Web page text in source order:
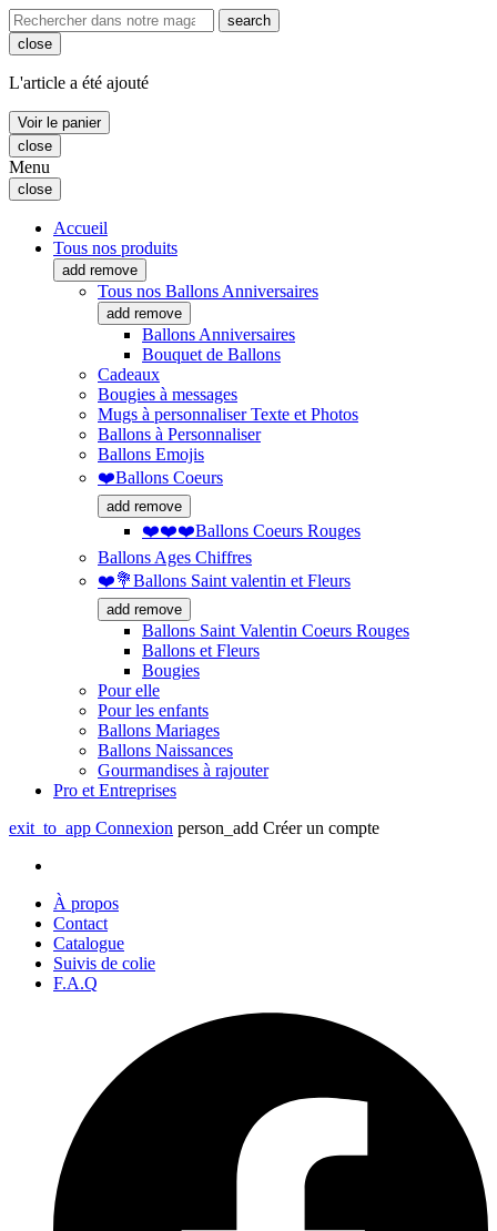
search
close
L'article a été ajouté
Voir le panier
close
Menu
close
Accueil
Tous nos produits
add remove
Tous nos Ballons Anniversaires
add remove
Ballons Anniversaires
Bouquet de Ballons
Cadeaux
Bougies à messages
Mugs à personnaliser Texte et Photos
Ballons à Personnaliser
Ballons Emojis
❤️Ballons Coeurs
add remove
❤️❤️❤️Ballons Coeurs Rouges
Ballons Ages Chiffres
❤️💐Ballons Saint valentin et Fleurs
add remove
Ballons Saint Valentin Coeurs Rouges
Ballons et Fleurs
Bougies
Pour elle
Pour les enfants
Ballons Mariages
Ballons Naissances
Gourmandises à rajouter
Pro et Entreprises
exit_to_app Connexion person_add Créer un compte
À propos
Contact
Catalogue
Suivis de colie
F.A.Q